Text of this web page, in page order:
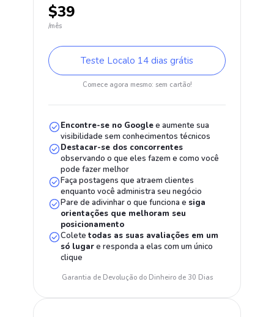
$39
/mês
Teste Localo 14 dias grátis
Comece agora mesmo: sem cartão!
Encontre-se no Googlee aumente sua
visibilidade sem conhecimentos técnicos
Destacar-se dos concorrentes
observando o que eles fazem e como você
pode fazer melhor
Faça postagens que atraem clientes
enquanto você administra seu negócio
Pare de adivinhar o que funciona e siga
orientações que melhoram seu
posicionamento
Coletetodas as suas avaliações em um
só lugare responda a elas com um único
clique
Garantia de Devolução do Dinheiro de 30 Dias